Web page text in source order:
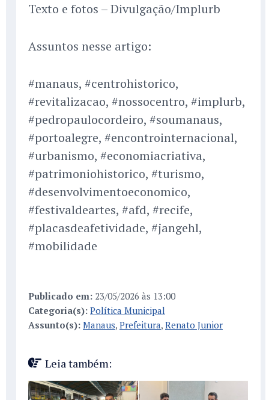
Texto e fotos – Divulgação/Implurb
Assuntos nesse artigo:
#manaus, #centrohistorico,
#revitalizacao, #nossocentro, #implurb,
#pedropaulocordeiro, #soumanaus,
#portoalegre, #encontrointernacional,
#urbanismo, #economiacriativa,
#patrimoniohistorico, #turismo,
#desenvolvimentoeconomico,
#festivaldeartes, #afd, #recife,
#placasdeafetividade, #jangehl,
#mobilidade
Publicado em: 23/05/2026 às 13:00
Categoria(s): Política Municipal
Assunto(s): Manaus, Prefeitura, Renato Junior
Leia também: